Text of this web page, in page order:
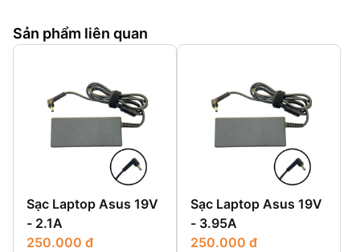
Sản phẩm liên quan
Sạc Laptop Asus 19V
- 2.1A
250.000 đ
Sạc Laptop Asus 19V
- 3.95A
250.000 đ